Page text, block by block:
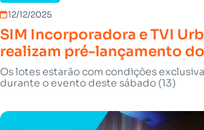
12/12/2025
SIM Incorporadora e TVI
realizam pré-lançamento
Os lotes estarão com condições
durante o evento deste sábado (13)